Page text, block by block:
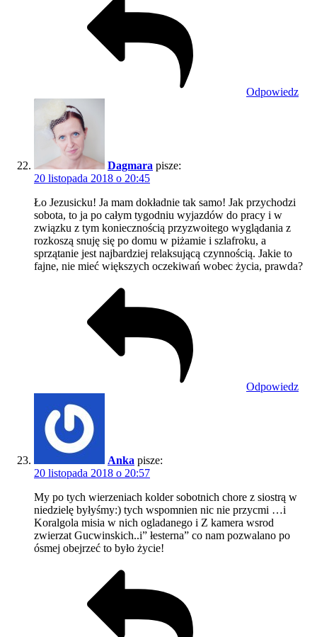
Odpowiedz
Dagmara pisze:
20 listopada 2018 o 20:45
Ło Jezusicku! Ja mam dokładnie tak samo! Jak przychodzi
sobota, to ja po całym tygodniu wyjazdów do pracy i w
związku z tym koniecznością przyzwoitego wyglądania z
rozkoszą snuję się po domu w piżamie i szlafroku, a
sprzątanie jest najbardziej relaksującą czynnością. Jakie to
fajne, nie mieć większych oczekiwań wobec życia, prawda?
Odpowiedz
Anka pisze:
20 listopada 2018 o 20:57
My po tych wierzeniach kolder sobotnich chore z siostrą w
niedzielę byłyśmy:) tych wspomnien nic nie przycmi …i
Koralgola misia w nich ogladanego i Z kamera wsrod
zwierzat Gucwinskich..i” łesterna” co nam pozwalano po
ósmej obejrzeć to było życie!